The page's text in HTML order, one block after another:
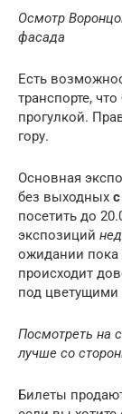
Осмотр
фасада
Есть
транспорте,
прогулкой.
гору.
Основная
без выходных
посетить до
экспозиций
ожидании пока
происходит
под цветущими
Посмотреть на
лучше со
Билеты